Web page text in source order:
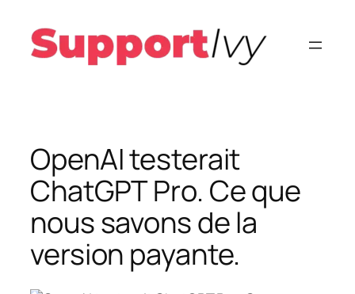
contenu
OpenAI testerait
ChatGPT Pro. Ce que
nous savons de la
version payante.